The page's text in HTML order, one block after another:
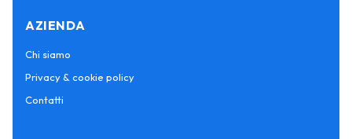
AZIENDA
Chi siamo
Privacy & cookie policy
Contatti